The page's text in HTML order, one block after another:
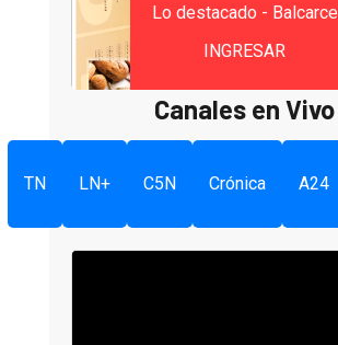
Lo destacado - Balcarce
INGRESAR
Canales en Vivo
TN LN+ C5N Crónica A24